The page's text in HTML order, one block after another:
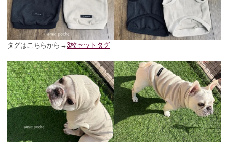
タグはこちらから→3枚セットタグ